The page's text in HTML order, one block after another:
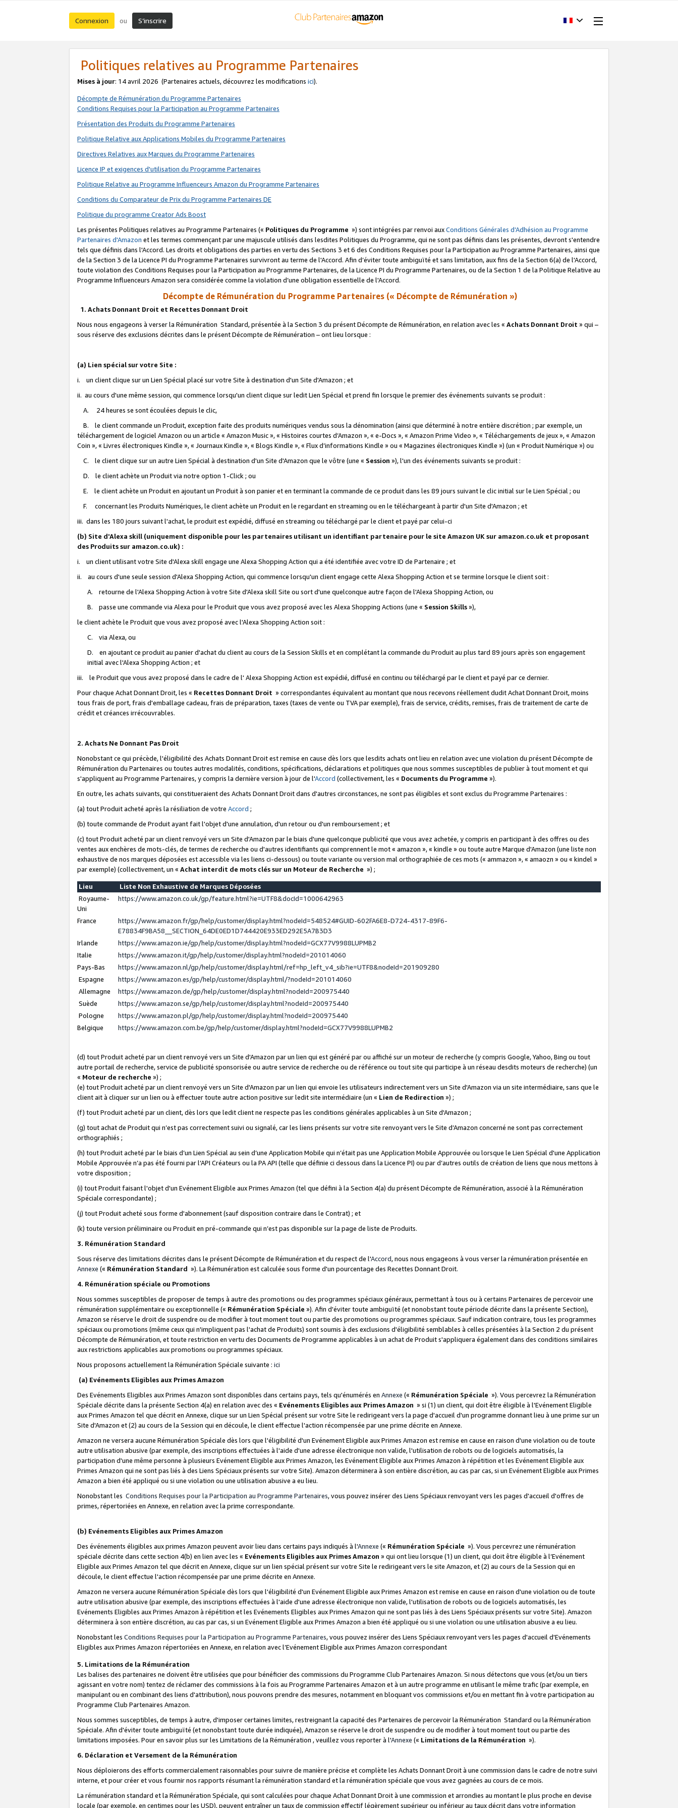
Connexion ou S’inscrire
Politiques relatives au Programme Partenaires
Mises à jour: 14 avril 2026 (Partenaires actuels, découvrez les modifications ici).
Décompte de Rémunération du Programme Partenaires
Conditions Requises pour la Participation au Programme Partenaires
Présentation des Produits du Programme Partenaires
Politique Relative aux Applications Mobiles du Programme Partenaires
Directives Relatives aux Marques du Programme Partenaires
Licence IP et exigences d'utilisation du Programme Partenaires
Politique Relative au Programme Influenceurs Amazon du Programme Partenaires
Conditions du Comparateur de Prix du Programme Partenaires DE
Politique du programme Creator Ads Boost
Les présentes Politiques relatives au Programme Partenaires (« Politiques du Programme ») sont intégrées par renvoi auxConditions Générales d’Adhésion au Programme
Partenaires d'Amazon et les termes commençant par une majuscule utilisés dans lesdites Politiques du Programme, qui ne sont pas définis dans les présentes, devront s'entendre
tels que définis dans l'Accord. Les droits et obligations des parties en vertu des Sections 3 et 6 des Conditions Requises pour la Participation au Programme Partenaires, ainsi que
de la Section 3 de la Licence PI du Programme Partenaires survivront au terme de l'Accord. Afin d’éviter toute ambiguïté et sans limitation, aux fins de la Section 6(a) de l'Accord,
toute violation des Conditions Requises pour la Participation au Programme Partenaires, de la Licence PI du Programme Partenaires, ou de la Section 1 de la Politique Relative au
Programme Influenceurs Amazon sera considérée comme la violation d’une obligation essentielle de l'Accord.
Décompte de Rémunération du Programme Partenaires (« Décompte de Rémunération »)
1. Achats Donnant Droit et Recettes Donnant Droit
Nous nous engageons à verser la Rémunération Standard, présentée à la Section 3 du présent Décompte de Rémunération, en relation avec les « Achats Donnant Droit » qui –
sous réserve des exclusions décrites dans le présent Décompte de Rémunération – ont lieu lorsque :
(a) Lien spécial sur votre Site :
i. un client clique sur un Lien Spécial placé sur votre Site à destination d'un Site d'Amazon ; et
ii. au cours d'une même session, qui commence lorsqu'un client clique sur ledit Lien Spécial et prend fin lorsque le premier des événements suivants se produit :
A. 24 heures se sont écoulées depuis le clic,
B. le client commande un Produit, exception faite des produits numériques vendus sous la dénomination (ainsi que déterminé à notre entière discrétion ; par exemple, un
téléchargement de logiciel Amazon ou un article « Amazon Music », « Histoires courtes d’Amazon », « e-Docs », « Amazon Prime Video », « Téléchargements de jeux », « Amazon
Coin », « Livres électroniques Kindle », « Journaux Kindle », « Blogs Kindle », « Flux d’informations Kindle » ou « Magazines électroniques Kindle ») (un « Produit Numérique ») ou
C. le client clique sur un autre Lien Spécial à destination d'un Site d'Amazon que le vôtre (une « Session »), l'un des événements suivants se produit :
D. le client achète un Produit via notre option 1-Click ; ou
E. le client achète un Produit en ajoutant un Produit à son panier et en terminant la commande de ce produit dans les 89 jours suivant le clic initial sur le Lien Spécial ; ou
F. concernant les Produits Numériques, le client achète un Produit en le regardant en streaming ou en le téléchargeant à partir d'un Site d'Amazon ; et
iii. dans les 180 jours suivant l'achat, le produit est expédié, diffusé en streaming ou téléchargé par le client et payé par celui-ci
(b) Site d'Alexa skill (uniquement disponible pour les partenaires utilisant un identifiant partenaire pour le site Amazon UK sur amazon.co.uk et proposant
des Produits sur amazon.co.uk) :
i. un client utilisant votre Site d'Alexa skill engage une Alexa Shopping Action qui a été identifiée avec votre ID de Partenaire ; et
ii. au cours d'une seule session d'Alexa Shopping Action, qui commence lorsqu'un client engage cette Alexa Shopping Action et se termine lorsque le client soit :
A. retourne de l'Alexa Shopping Action à votre Site d'Alexa skill Site ou sort d'une quelconque autre façon de l'Alexa Shopping Action, ou
B. passe une commande via Alexa pour le Produit que vous avez proposé avec les Alexa Shopping Actions (une « Session Skills»),
le client achète le Produit que vous avez proposé avec l'Alexa Shopping Action soit :
C. via Alexa, ou
D. en ajoutant ce produit au panier d'achat du client au cours de la Session Skills et en complétant la commande du Produit au plus tard 89 jours après son engagement
initial avec l'Alexa Shopping Action ; et
iii. le Produit que vous avez proposé dans le cadre de l' Alexa Shopping Action est expédié, diffusé en continu ou téléchargé par le client et payé par ce dernier.
Pour chaque Achat Donnant Droit, les « Recettes Donnant Droit » correspondantes équivalent au montant que nous recevons réellement dudit Achat Donnant Droit, moins
tous frais de port, frais d'emballage cadeau, frais de préparation, taxes (taxes de vente ou TVA par exemple), frais de service, crédits, remises, frais de traitement de carte de
crédit et créances irrécouvrables.
2. Achats Ne Donnant Pas Droit
Nonobstant ce qui précède, l'éligibilité des Achats Donnant Droit est remise en cause dès lors que lesdits achats ont lieu en relation avec une violation du présent Décompte de
Rémunération du Partenaires ou toutes autres modalités, conditions, spécifications, déclarations et politiques que nous sommes susceptibles de publier à tout moment et qui
s'appliquent au Programme Partenaires, y compris la dernière version à jour de l'Accord (collectivement, les « Documents du Programme »).
En outre, les achats suivants, qui constitueraient des Achats Donnant Droit dans d'autres circonstances, ne sont pas éligibles et sont exclus du Programme Partenaires :
(a) tout Produit acheté après la résiliation de votre Accord ;
(b) toute commande de Produit ayant fait l'objet d'une annulation, d'un retour ou d'un remboursement ; et
(c) tout Produit acheté par un client renvoyé vers un Site d'Amazon par le biais d'une quelconque publicité que vous avez achetée, y compris en participant à des offres ou des
ventes aux enchères de mots-clés, de termes de recherche ou d'autres identifiants qui comprennent le mot « amazon », « kindle » ou toute autre Marque d'Amazon (une liste non
exhaustive de nos marques déposées est accessible via les liens ci-dessous) ou toute variante ou version mal orthographiée de ces mots (« ammazon », « amaozn » ou « kindel »
par exemple) (collectivement, un « Achat interdit de mots clés sur un Moteur de Recherche ») ;
Lieu
Liste Non Exhaustive de Marques Déposées
Royaume-
Uni
https://www.amazon.co.uk/gp/feature.html?ie=UTF8&docId=1000642963
France
https://www.amazon.fr/gp/help/customer/display.html?nodeId=548524#GUID-602FA6E8-D724-4317-89F6-
E78834F9BA58__SECTION_64DE0ED1D744420E933ED292E5A7B3D3
Irlande
https://www.amazon.ie/gp/help/customer/display.html?nodeId=GCX77V9988LUPMB2
Italie
https://www.amazon.it/gp/help/customer/display.html?nodeId=201014060
Pays-Bas
https://www.amazon.nl/gp/help/customer/display.html/ref=hp_left_v4_sib?ie=UTF8&nodeId=201909280
Espagne
https://www.amazon.es/gp/help/customer/display.html/?nodeId=201014060
Allemagne
https://www.amazon.de/gp/help/customer/display.html?nodeId=200975440
Suède
https://www.amazon.se/gp/help/customer/display.html?nodeId=200975440
Pologne
https://www.amazon.pl/gp/help/customer/display.html?nodeId=200975440
Belgique
https://www.amazon.com.be/gp/help/customer/display.html?nodeId=GCX77V9988LUPMB2
(d) tout Produit acheté par un client renvoyé vers un Site d'Amazon par un lien qui est généré par ou affiché sur un moteur de recherche (y compris Google, Yahoo, Bing ou tout
autre portail de recherche, service de publicité sponsorisée ou autre service de recherche ou de référence ou tout site qui participe à un réseau desdits moteurs de recherche) (un
« Moteur de recherche ») ;
(e) tout Produit acheté par un client renvoyé vers un Site d'Amazon par un lien qui envoie les utilisateurs indirectement vers un Site d'Amazon via un site intermédiaire, sans que le
client ait à cliquer sur un lien ou à effectuer toute autre action positive sur ledit site intermédiaire (un « Lien de Redirection ») ;
(f) tout Produit acheté par un client, dès lors que ledit client ne respecte pas les conditions générales applicables à un Site d'Amazon ;
(g) tout achat de Produit qui n’est pas correctement suivi ou signalé, car les liens présents sur votre site renvoyant vers le Site d’Amazon concerné ne sont pas correctement
orthographiés ;
(h) tout Produit acheté par le biais d’un Lien Spécial au sein d’une Application Mobile qui n’était pas une Application Mobile Approuvée ou lorsque le Lien Spécial d'une Application
Mobile Approuvée n’a pas été fourni par l’API Créateurs ou la PA API (telle que définie ci dessous dans la Licence PI) ou par d’autres outils de création de liens que nous mettons à
votre disposition ;
(i) tout Produit faisant l'objet d'un Evénement Eligible aux Primes Amazon (tel que défini à la Section 4(a) du présent Décompte de Rémunération, associé à la Rémunération
Spéciale correspondante) ;
(j) tout Produit acheté sous forme d'abonnement (sauf disposition contraire dans le Contrat) ; et
(k) toute version préliminaire ou Produit en pré-commande qui n’est pas disponible sur la page de liste de Produits.
3. Rémunération Standard
Sous réserve des limitations décrites dans le présent Décompte de Rémunération et du respect de l'Accord, nous nous engageons à vous verser la rémunération présentée en
Annexe (« Rémunération Standard »). La Rémunération est calculée sous forme d'un pourcentage des Recettes Donnant Droit.
4. Rémunération spéciale ou Promotions
Nous sommes susceptibles de proposer de temps à autre des promotions ou des programmes spéciaux généraux, permettant à tous ou à certains Partenaires de percevoir une
rémunération supplémentaire ou exceptionnelle (« Rémunération Spéciale »). Afin d'éviter toute ambiguïté (et nonobstant toute période décrite dans la présente Section),
Amazon se réserve le droit de suspendre ou de modifier à tout moment tout ou partie des promotions ou programmes spéciaux. Sauf indication contraire, tous les programmes
spéciaux ou promotions (même ceux qui n'impliquent pas l'achat de Produits) sont soumis à des exclusions d'éligibilité semblables à celles présentées à la Section 2 du présent
Décompte de Rémunération, et toute restriction en vertu des Documents de Programme applicables à un achat de Produit s'appliquera également dans des conditions similaires
aux restrictions applicables aux promotions ou programmes spéciaux.
Nous proposons actuellement la Rémunération Spéciale suivante : ici
(a) Evénements Eligibles aux Primes Amazon
Des Evénements Eligibles aux Primes Amazon sont disponibles dans certains pays, tels qu'énumérés en Annexe (« Rémunération Spéciale »). Vous percevrez la Rémunération
Spéciale décrite dans la présente Section 4(a) en relation avec des « Evénements Eligibles aux Primes Amazon » si (1) un client, qui doit être éligible à l'Evénement Eligible
aux Primes Amazon tel que décrit en Annexe, clique sur un Lien Spécial présent sur votre Site le redirigeant vers la page d'accueil d'un programme donnant lieu à une prime sur un
Site d'Amazon et (2) au cours de la Session qui en découle, le client effectue l'action récompensée par une prime décrite en Annexe.
Amazon ne versera aucune Rémunération Spéciale dès lors que l'éligibilité d'un Evénement Eligible aux Primes Amazon est remise en cause en raison d'une violation ou de toute
autre utilisation abusive (par exemple, des inscriptions effectuées à l'aide d'une adresse électronique non valide, l'utilisation de robots ou de logiciels automatisés, la
participation d'une même personne à plusieurs Evénement Eligible aux Primes Amazon, les Evénement Eligible aux Primes Amazon à répétition et les Evénement Eligible aux
Primes Amazon qui ne sont pas liés à des Liens Spéciaux présents sur votre Site). Amazon déterminera à son entière discrétion, au cas par cas, si un Evénement Eligible aux Primes
Amazon a bien été appliqué ou si une violation ou une utilisation abusive a eu lieu.
Nonobstant les Conditions Requises pour la Participation au Programme Partenaires, vous pouvez insérer des Liens Spéciaux renvoyant vers les pages d'accueil d'offres de
primes, répertoriées en Annexe, en relation avec la prime correspondante.
(b) Evénements Eligibles aux Primes Amazon
Des événements éligibles aux primes Amazon peuvent avoir lieu dans certains pays indiqués à l'Annexe (« Rémunération Spéciale »). Vous percevrez une rémunération
spéciale décrite dans cette section 4(b) en lien avec les « Evénements Eligibles aux Primes Amazon » qui ont lieu lorsque (1) un client, qui doit être éligible à l’Evénement
Eligible aux Primes Amazon tel que décrit en Annexe, clique sur un lien spécial présent sur votre Site le redirigeant vers le site Amazon, et (2) au cours de la Session qui en
découle, le client effectue l'action récompensée par une prime décrite en Annexe.
Amazon ne versera aucune Rémunération Spéciale dès lors que l'éligibilité d'un Evénement Eligible aux Primes Amazon est remise en cause en raison d'une violation ou de toute
autre utilisation abusive (par exemple, des inscriptions effectuées à l'aide d'une adresse électronique non valide, l'utilisation de robots ou de logiciels automatisés, les
Evénements Eligibles aux Primes Amazon à répétition et les Evénements Eligibles aux Primes Amazon qui ne sont pas liés à des Liens Spéciaux présents sur votre Site). Amazon
déterminera à son entière discrétion, au cas par cas, si un Evénement Eligible aux Primes Amazon a bien été appliqué ou si une violation ou une utilisation abusive a eu lieu.
Nonobstant les Conditions Requises pour la Participation au Programme Partenaires, vous pouvez insérer des Liens Spéciaux renvoyant vers les pages d'accueil d'Evénements
Eligibles aux Primes Amazon répertoriées en Annexe, en relation avec l’Evénement Eligible aux Primes Amazon correspondant
5. Limitations de la Rémunération
Les balises des partenaires ne doivent être utilisées que pour bénéficier des commissions du Programme Club Partenaires Amazon. Si nous détectons que vous (et/ou un tiers
agissant en votre nom) tentez de réclamer des commissions à la fois au Programme Partenaires Amazon et à un autre programme en utilisant le même trafic (par exemple, en
manipulant ou en combinant des liens d'attribution), nous pouvons prendre des mesures, notamment en bloquant vos commissions et/ou en mettant fin à votre participation au
Programme Club Partenaires Amazon.
Nous sommes susceptibles, de temps à autre, d'imposer certaines limites, restreignant la capacité des Partenaires de percevoir la Rémunération Standard ou la Rémunération
Spéciale. Afin d'éviter toute ambiguïté (et nonobstant toute durée indiquée), Amazon se réserve le droit de suspendre ou de modifier à tout moment tout ou partie des
limitations imposées. Pour en savoir plus sur les Limitations de la Rémunération , veuillez vous reporter à l'Annexe (« Limitations de la Rémunération »).
6. Déclaration et Versement de la Rémunération
Nous déploierons des efforts commercialement raisonnables pour suivre de manière précise et complète les Achats Donnant Droit à une commission dans le cadre de notre suivi
interne, et pour créer et vous fournir nos rapports résumant la rémunération standard et la rémunération spéciale que vous avez gagnées au cours de ce mois.
La rémunération standard et la Rémunération Spéciale, qui sont calculées pour chaque Achat Donnant Droit à une commission et arrondies au montant le plus proche en devise
locale (par exemple, en centimes pour les USD), peuvent entraîner un taux de commission effectif légèrement supérieur ou inférieur au taux décrit dans votre information